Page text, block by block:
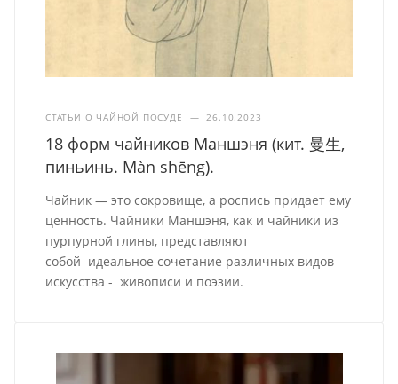
СТАТЬИ О ЧАЙНОЙ ПОСУДЕ — 26.10.2023
18 форм чайников Маншэня (кит. 曼生,
пиньинь. Màn shēng).
Чайник — это сокровище, а роспись придает ему
ценность. Чайники Маншэня, как и чайники из
пурпурной глины, представляют
собой идеальное сочетание различных видов
искусства - живописи и поэзии.